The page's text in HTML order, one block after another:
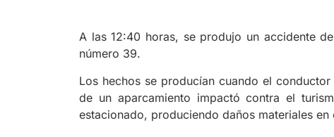
A las 12:40 horas, se produjo un accidente
número 39.
Los hechos se producían cuando el
de un aparcamiento impactó contra el
estacionado, produciendo daños materiales en